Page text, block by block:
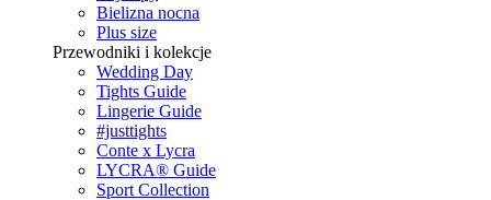
Bielizna nocna
Plus size
Przewodniki i kolekcje
Wedding Day
Tights Guide
Lingerie Guide
#justtights
Conte x Lycra
LYCRA® Guide
Sport Сollection